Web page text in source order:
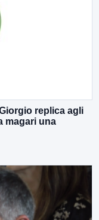
replica agli
magari una